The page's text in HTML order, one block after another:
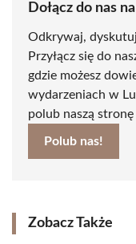
Dołącz do nas
Odkrywaj,
Przyłącz się do
gdzie możesz
wydarzeniach w
polub naszą
Polub nas!
Zobacz Także